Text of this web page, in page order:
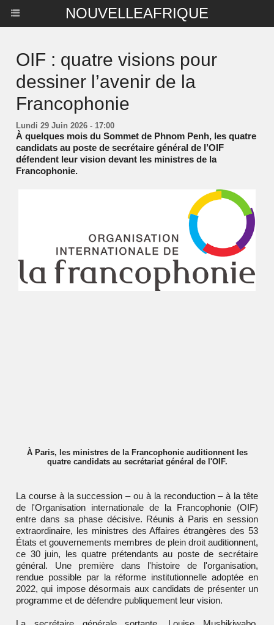
NOUVELLEAFRIQUE
OIF : quatre visions pour
dessiner l’avenir de la
Francophonie
Lundi 29 Juin 2026 - 17:00
À quelques mois du Sommet de Phnom Penh, les quatre
candidats au poste de secrétaire général de l’OIF
défendent leur vision devant les ministres de la
Francophonie.
À Paris, les ministres de la Francophonie auditionnent les
quatre candidats au secrétariat général de l'OIF.
La course à la succession – ou à la reconduction – à la tête
de l'Organisation internationale de la Francophonie (OIF)
entre dans sa phase décisive. Réunis à Paris en session
extraordinaire, les ministres des Affaires étrangères des 53
États et gouvernements membres de plein droit auditionnent,
ce 30 juin, les quatre prétendants au poste de secrétaire
général. Une première dans l'histoire de l'organisation,
rendue possible par la réforme institutionnelle adoptée en
2022, qui impose désormais aux candidats de présenter un
programme et de défendre publiquement leur vision.